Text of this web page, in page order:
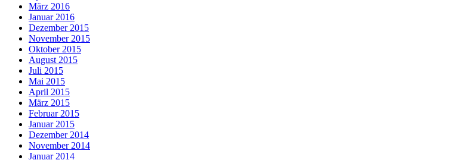
März 2016
Januar 2016
Dezember 2015
November 2015
Oktober 2015
August 2015
Juli 2015
Mai 2015
April 2015
März 2015
Februar 2015
Januar 2015
Dezember 2014
November 2014
Januar 2014